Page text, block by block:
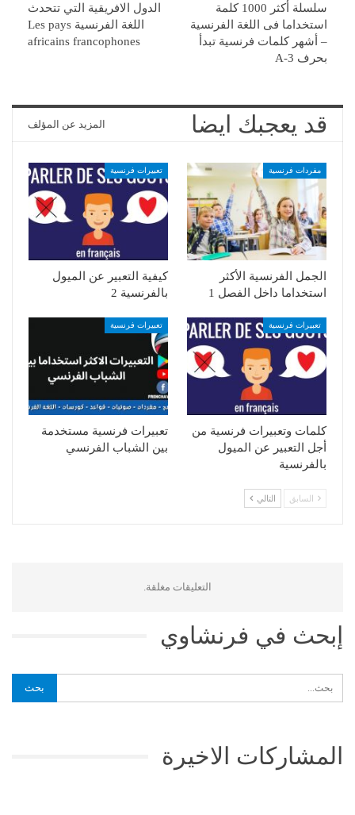
سلسلة أكثر 1000 كلمة
استخداما فى اللغة الفرنسية
– أشهر كلمات فرنسية تبدأ
بحرف A-3
الدول الافريقية التي تتحدث
اللغة الفرنسية Les pays
africains francophones
قد يعجبك ايضا المزيد عن المؤلف
مفردات فرنسية
الجمل الفرنسية الأكثر
استخداما داخل الفصل 1
تعبيرات فرنسية
كيفية التعبير عن الميول
بالفرنسية 2
تعبيرات فرنسية
كلمات وتعبيرات فرنسية من
أجل التعبير عن الميول
بالفرنسية
تعبيرات فرنسية
تعبيرات فرنسية مستخدمة
بين الشباب الفرنسي
السابق التالي
التعليقات مغلقة.
إبحث في فرنشاوي
المشاركات الاخيرة